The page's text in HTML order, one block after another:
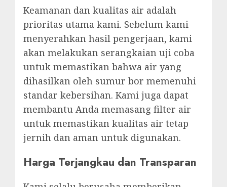
Keamanan dan kualitas air adalah
prioritas utama kami. Sebelum kami
menyerahkan hasil pengerjaan, kami
akan melakukan serangkaian uji coba
untuk memastikan bahwa air yang
dihasilkan oleh sumur bor memenuhi
standar kebersihan. Kami juga dapat
membantu Anda memasang filter air
untuk memastikan kualitas air tetap
jernih dan aman untuk digunakan.
Harga Terjangkau dan Transparan